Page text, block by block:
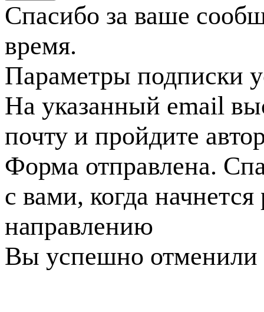
Спасибо за ваше
время.
Параметры подписки
На указанный email
почту и пройдите
Форма отправлена.
с вами, когда
направлению
Вы успешно отменили